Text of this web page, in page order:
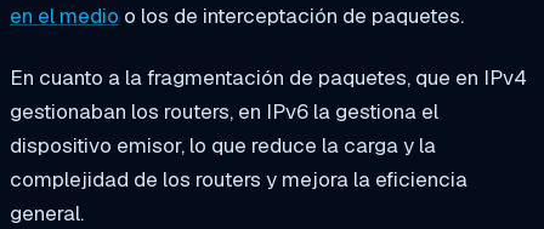
en el medio o los de interceptación de paquetes.
En cuanto a la fragmentación de paquetes, que en IPv4
gestionaban los routers, en IPv6 la gestiona el
dispositivo emisor, lo que reduce la carga y la
complejidad de los routers y mejora la eficiencia
general.